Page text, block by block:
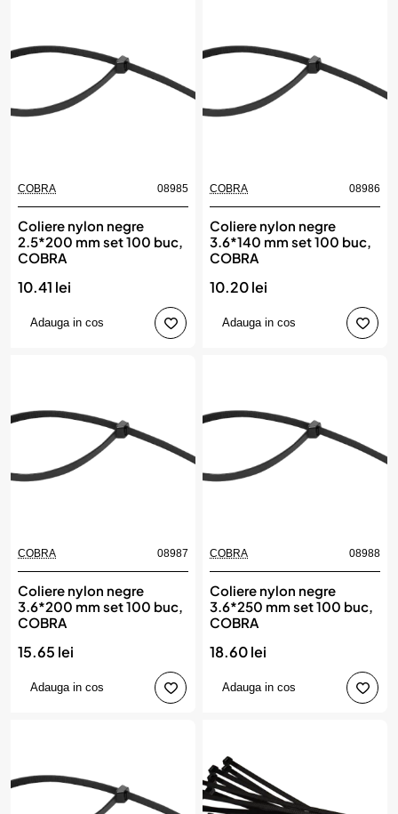
COBRA 08985
Coliere nylon negre
2.5*200 mm set 100 buc,
COBRA
10.41 lei
Adauga in cos
COBRA 08986
Coliere nylon negre
3.6*140 mm set 100 buc,
COBRA
10.20 lei
Adauga in cos
COBRA 08987
Coliere nylon negre
3.6*200 mm set 100 buc,
COBRA
15.65 lei
Adauga in cos
COBRA 08988
Coliere nylon negre
3.6*250 mm set 100 buc,
COBRA
18.60 lei
Adauga in cos